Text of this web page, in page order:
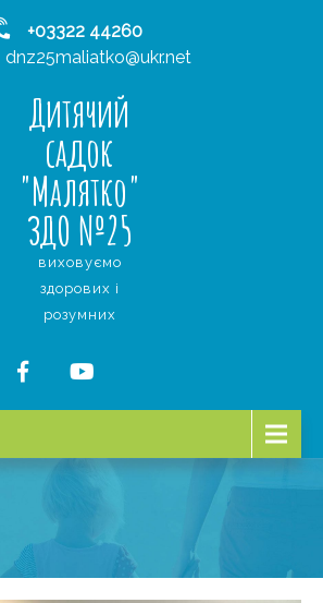
+03322 44260
dnz25maliatko@ukr.net
Дитячий
садок
"Малятко"
ЗДО №25
виховуємо
здорових і
розумних